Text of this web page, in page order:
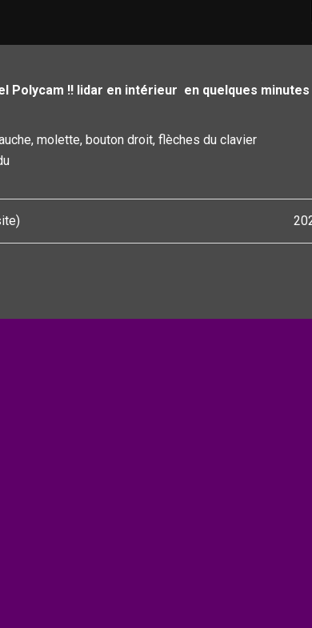
Polycam !! lidar en intérieur en quelques minutes
molette, bouton droit, flèches du clavier